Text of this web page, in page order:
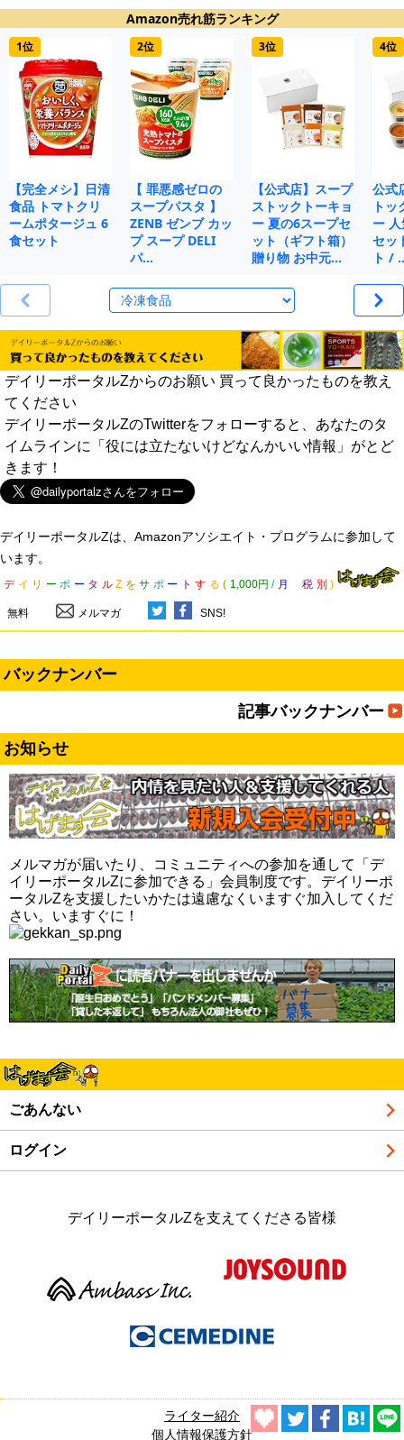
Amazon売れ筋ランキング
1位
【完全メシ】日清
食品 トマトクリ
ームポタージュ 6
食セット
2位
【 罪悪感ゼロの
スープパスタ 】
ZENB ゼンブ カッ
プ スープ DELI
パ…
3位
【公式店】スープ
ストックトーキョ
ー 夏の6スープセ
ット（ギフト箱）
贈り物 お中元…
4位
公式
ト
ー
セッ
ト /
デイリーポータルZからのお願い 買って良かったものを教え
てください
デイリーポータルZのTwitterをフォローすると、あなたのタ
イムラインに「役には立たないけどなんかいい情報」がとど
きます！
デイリーポータルZは、Amazonアソシエイト・プログラムに参加して
います。
デ イ リ ー ポ ー タ ル Z を サ ポ ー ト す る ( 1,000円 / 月 税 別 )
無料 メルマガ SNS!
バックナンバー
記事バックナンバー
お知らせ
メルマガが届いたり、コミュニティへの参加を通して「デ
イリーポータルZに参加できる」会員制度です。デイリーポ
ータルZを支援したいかたは遠慮なくいますぐ加入してくだ
さい。いますぐに！
ごあんない
ログイン
デイリーポータルZを支えてくださる皆様
ライター紹介
個人情報保護方針